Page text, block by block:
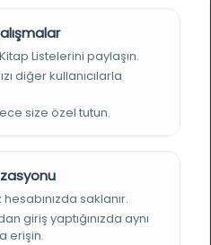
süreli yayınları ve görsel
kapsamlı bir dijital
Kitap Listelerini paylaşın.
diğer kullanıcılarla
size özel tutun.
saklanır.
giriş yaptığınızda aynı
erişin.